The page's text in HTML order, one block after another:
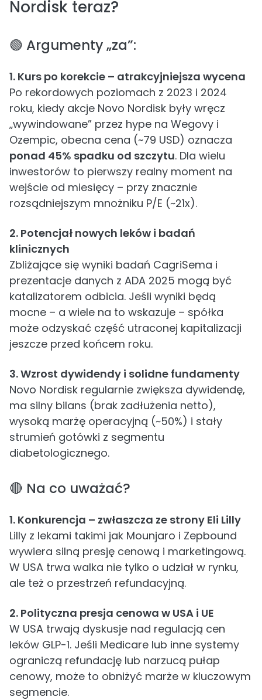
Nordisk teraz?
🟢 Argumenty „za”:
1. Kurs po korekcie – atrakcyjniejsza wycena
Po rekordowych poziomach z 2023 i 2024
roku, kiedy akcje Novo Nordisk były wręcz
„wywindowane” przez hype na Wegovy i
Ozempic, obecna cena (~79 USD) oznacza
ponad 45% spadku od szczytu. Dla wielu
inwestorów to pierwszy realny moment na
wejście od miesięcy – przy znacznie
rozsądniejszym mnożniku P/E (~21x).
2. Potencjał nowych leków i badań
klinicznych
Zbliżające się wyniki badań CagriSema i
prezentacje danych z ADA 2025 mogą być
katalizatorem odbicia. Jeśli wyniki będą
mocne – a wiele na to wskazuje – spółka
może odzyskać część utraconej kapitalizacji
jeszcze przed końcem roku.
3. Wzrost dywidendy i solidne fundamenty
Novo Nordisk regularnie zwiększa dywidendę,
ma silny bilans (brak zadłużenia netto),
wysoką marżę operacyjną (~50%) i stały
strumień gotówki z segmentu
diabetologicznego.
🔴 Na co uważać?
1. Konkurencja – zwłaszcza ze strony Eli Lilly
Lilly z lekami takimi jak Mounjaro i Zepbound
wywiera silną presję cenową i marketingową.
W USA trwa walka nie tylko o udział w rynku,
ale też o przestrzeń refundacyjną.
2. Polityczna presja cenowa w USA i UE
W USA trwają dyskusje nad regulacją cen
leków GLP-1. Jeśli Medicare lub inne systemy
ograniczą refundację lub narzucą pułap
cenowy, może to obniżyć marże w kluczowym
segmencie.